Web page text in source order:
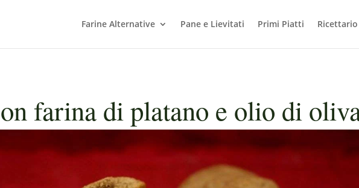
Farine Alternative Pane e Lievitati Primi Piatti Ricettario
farina di platano e olio di